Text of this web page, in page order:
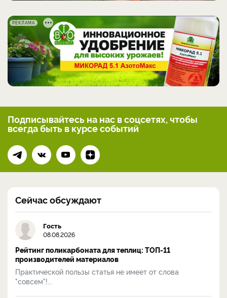
РЕКЛАМА
Подписывайтесь на нас в соцсетях, чтобы
всегдабыть в курсе событий
Сейчас обсуждают
Гость
08.08.2026
Рейтинг поликарбоната для теплиц: ТОП-11
производителей материалов
Практической пользы статья не имеет от слова
"совсем"!...